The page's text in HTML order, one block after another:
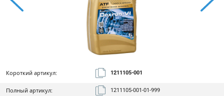
Короткий артикул: 1211105-001
Полный артикул: 1211105-001-01-999